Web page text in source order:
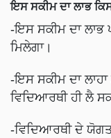
ਇਸ ਸਕੀਮ ਦਾ ਲਾਭ
-ਇਸ ਸਕੀਮ ਦਾ ਲਾਭ
ਮਿਲੇਗਾ।
-ਇਸ ਸਕੀਮ ਦਾ
ਵਿਦਿਆਰਥੀ ਹੀ ਲੈ
-ਵਿਦਿਆਰਥੀ ਦੇ